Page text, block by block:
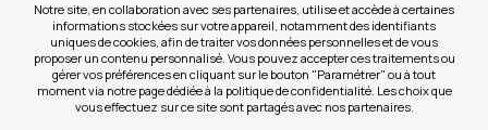
Notre site, en collaboration avec ses partenaires, utilise et accède à certaines
informations stockées sur votre appareil, notamment des identifiants
uniques de cookies, afin de traiter vos données personnelles et de vous
proposer un contenu personnalisé. Vous pouvez accepter ces traitements ou
gérer vos préférences en cliquant sur le bouton "Paramétrer" ou à tout
moment via notre page dédiée à la politique de confidentialité. Les choix que
vous effectuez sur ce site sont partagés avec nos partenaires.
Contactez-nous